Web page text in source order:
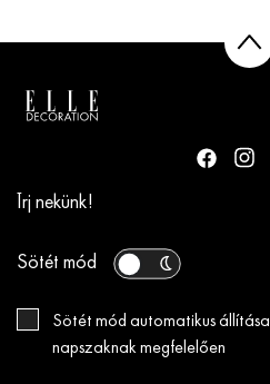
Írj nekünk!
Sötét mód
Sötét mód automatikus állítása
napszaknak megfelelően